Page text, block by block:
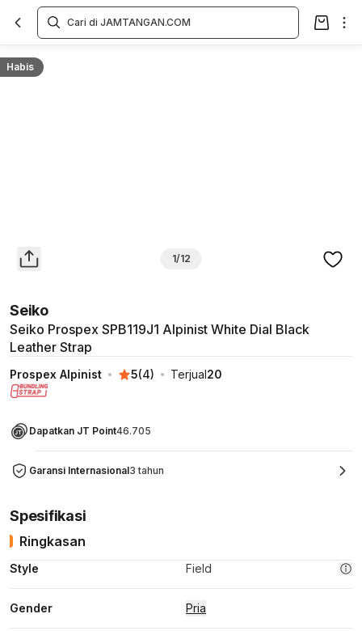
Habis
1/12
Seiko
Seiko Prospex SPB119J1 Alpinist White Dial Black
Leather Strap
Prospex Alpinist 5(4) Terjual20
Dapatkan JT Point46.705
Garansi Internasional3 tahun
Overview
Spesifikasi
Ringkasan
Style Field
Gender Pria